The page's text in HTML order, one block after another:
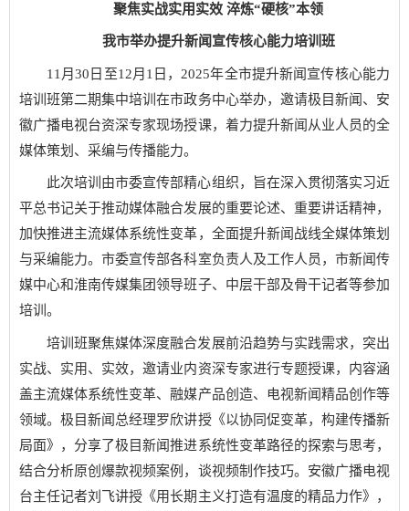
聚焦实战实用实效 淬炼“硬核”本领
我市举办提升新闻宣传核心能力培训班
11月30日至12月1日，2025年全市提升新闻宣传核心能力
培训班第二期集中培训在市政务中心举办，邀请极目新闻、安
徽广播电视台资深专家现场授课，着力提升新闻从业人员的全
媒体策划、采编与传播能力。
此次培训由市委宣传部精心组织，旨在深入贯彻落实习近
平总书记关于推动媒体融合发展的重要论述、重要讲话精神，
加快推进主流媒体系统性变革，全面提升新闻战线全媒体策划
与采编能力。市委宣传部各科室负责人及工作人员，市新闻传
媒中心和淮南传媒集团领导班子、中层干部及骨干记者等参加
培训。
培训班聚焦媒体深度融合发展前沿趋势与实践需求，突出
实战、实用、实效，邀请业内资深专家进行专题授课，内容涵
盖主流媒体系统性变革、融媒产品创造、电视新闻精品创作等
领域。极目新闻总经理罗欣讲授《以协同促变革，构建传播新
局面》，分享了极目新闻推进系统性变革路径的探索与思考，
结合分析原创爆款视频案例，谈视频制作技巧。安徽广播电视
台主任记者刘飞讲授《用长期主义打造有温度的精品力作》，